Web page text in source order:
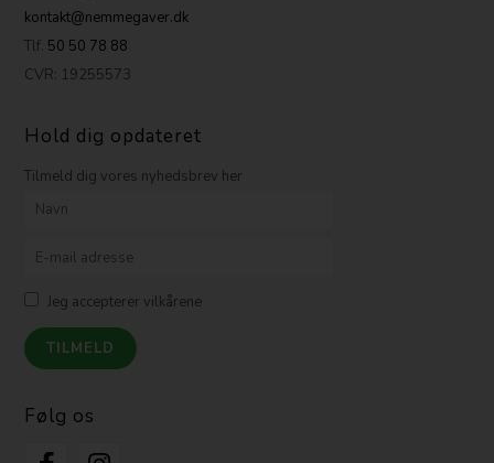
kontakt@nemmegaver.dk
Tlf. 50 50 78 88
CVR: 19255573
Hold dig opdateret
Tilmeld dig vores nyhedsbrev her
Jeg accepterer vilkårene
Følg os